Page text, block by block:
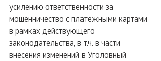
усилению ответственности за
мошенничество с платежными картами
в рамках действующего
законодательства, в т.ч. в части
внесения изменений в Уголовный